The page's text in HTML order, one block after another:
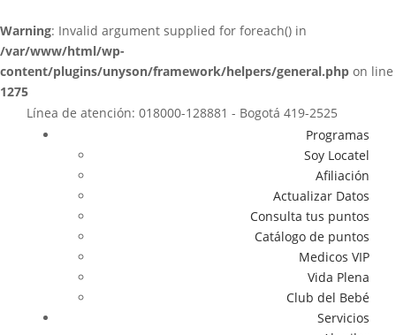
Warning: Invalid argument supplied for foreach() in
/var/www/html/wp-
content/plugins/unyson/framework/helpers/general.php on line
1275
Línea de atención: 018000-128881 - Bogotá 419-2525
Programas
Soy Locatel
Afiliación
Actualizar Datos
Consulta tus puntos
Catálogo de puntos
Medicos VIP
Vida Plena
Club del Bebé
Servicios